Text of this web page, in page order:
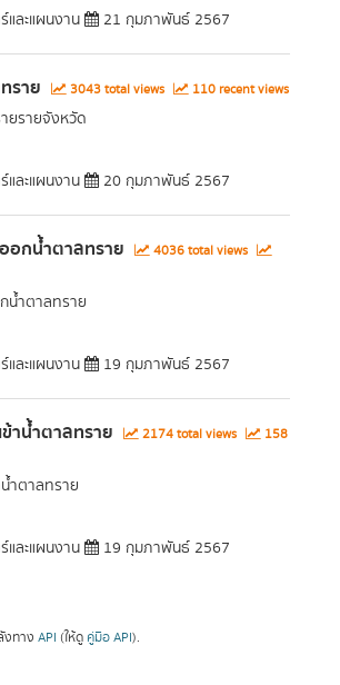
ละแผนงาน 21 กุมภาพันธ์ 2567
ราย 3043 total views 110 recent views
ยรายจังหวัด
ละแผนงาน 20 กุมภาพันธ์ 2567
อกน้ำตาลทราย
4036 total views
น้ำตาลทราย
ละแผนงาน 19 กุมภาพันธ์ 2567
าน้ำตาลทราย 2174 total views
158
ำตาลทราย
ละแผนงาน 19 กุมภาพันธ์ 2567
งทาง API (ให้ดู คู่มือ API).